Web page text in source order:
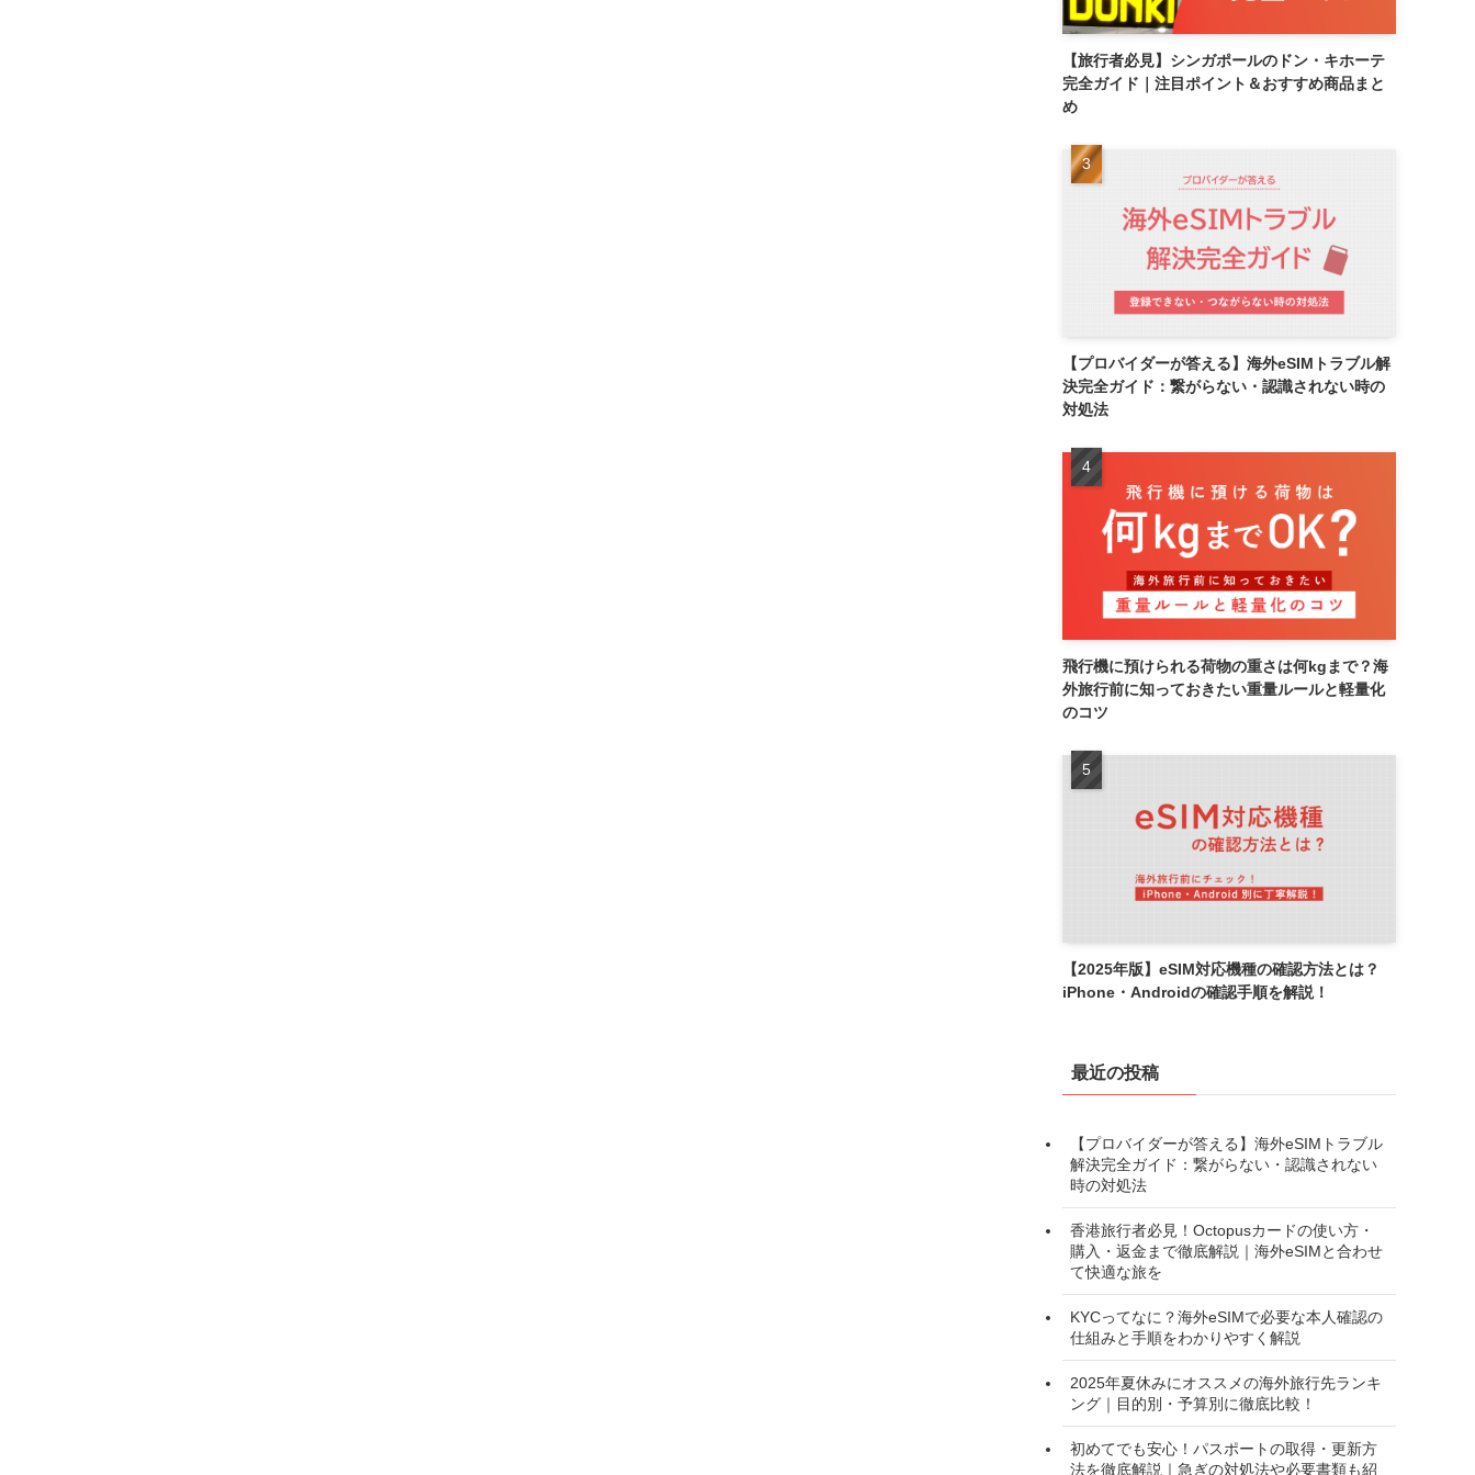
【旅行者必見】シンガポールのドン・キホーテ
完全ガイド｜注目ポイント＆おすすめ商品まと
め
【プロバイダーが答える】海外eSIMトラブル解
決完全ガイド：繋がらない・認識されない時の
対処法
飛行機に預けられる荷物の重さは何kgまで？海
外旅行前に知っておきたい重量ルールと軽量化
のコツ
【2025年版】eSIM対応機種の確認方法とは？
iPhone・Androidの確認手順を解説！
最近の投稿
【プロバイダーが答える】海外eSIMトラブル
解決完全ガイド：繋がらない・認識されない
時の対処法
香港旅行者必見！Octopusカードの使い方・
購入・返金まで徹底解説｜海外eSIMと合わせ
て快適な旅を
KYCってなに？海外eSIMで必要な本人確認の
仕組みと手順をわかりやすく解説
2025年夏休みにオススメの海外旅行先ランキ
ング｜目的別・予算別に徹底比較！
初めてでも安心！パスポートの取得・更新方
法を徹底解説｜急ぎの対処法や必要書類も紹